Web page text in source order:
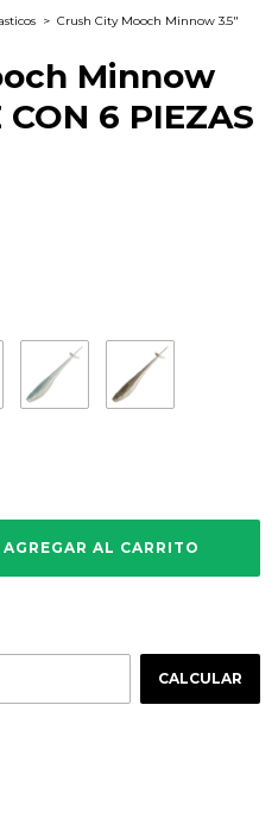
> Crush City Mooch Minnow 3.5"
Minnow
6 PIEZAS
CALCULAR